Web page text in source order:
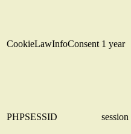
CookieLawInfoConsent 1 year
PHPSESSID session